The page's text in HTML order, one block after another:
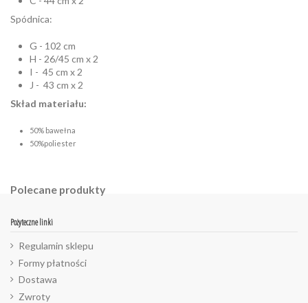
Spódnica:
G - 102 cm
H - 26/45 cm x 2
I - 45 cm x 2
J - 43 cm x 2
Skład materiału:
50% bawełna
50%poliester
Polecane produkty
Pożyteczne linki
Regulamin sklepu
Formy płatności
Dostawa
Zwroty